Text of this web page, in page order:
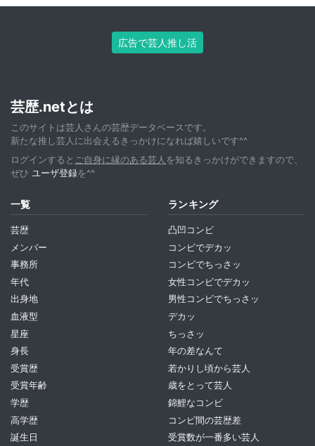
広告で芸人推し活
芸歴.netとは
このサイトは芸人さんの芸歴データベースです。
新たな推し芸人に出会えるきっかけになれば嬉しいです^^
ログインすると ご自身に縁のある芸人 を知るきっかけができますので、
ぜひ ユーザ登録を^^
一覧
芸歴
メンバー
事務所
年代
出身地
血液型
星座
身長
受賞歴
受賞年齢
学歴
高学歴
誕生日
ランキング
凸凹コンビ
コンビでデカッ
コンビでちっさッ
女性コンビでデカッ
男性コンビでちっさッ
デカッ
ちっさッ
年の差なんて
若かりし頃から芸人
歳をとって芸人
錦鯉なコンビ
コンビ間の芸歴差
受賞数が一番多い芸人